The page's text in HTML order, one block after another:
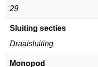
29
Sluiting secties
Draaisluiting
Monopod